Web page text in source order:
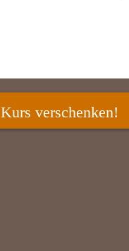
Kurs verschenken!